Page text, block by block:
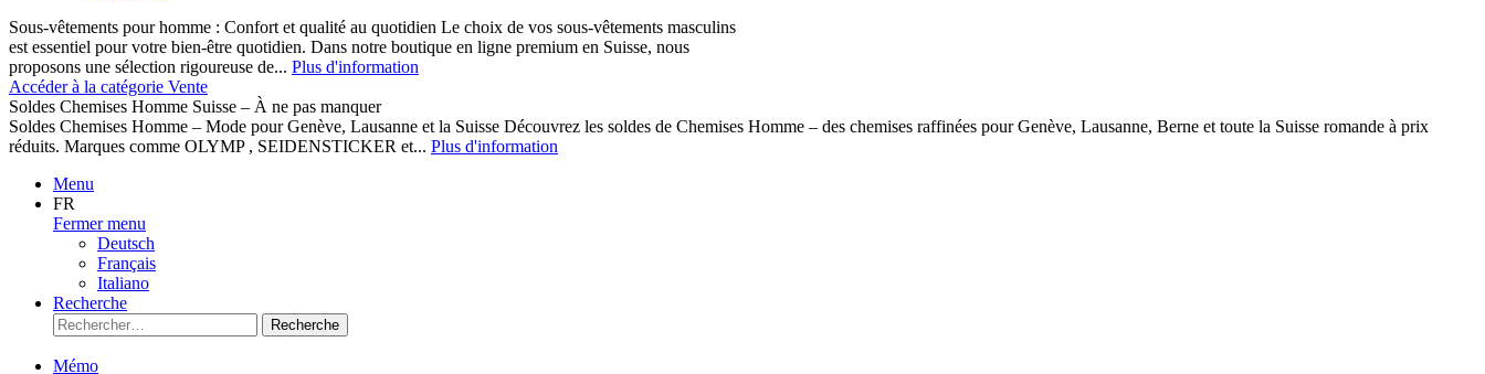
Sous-vêtements pour homme : Confort et qualité au quotidien Le choix de vos sous-vêtements masculins
est essentiel pour votre bien-être quotidien. Dans notre boutique en ligne premium en Suisse, nous
proposons une sélection rigoureuse de... Plus d'information
Accéder à la catégorie Vente
Soldes Chemises Homme Suisse – À ne pas manquer
Soldes Chemises Homme – Mode pour Genève, Lausanne et la Suisse Découvrez les soldes de Chemises Homme – des chemises raffinées pour Genève, Lausanne, Berne et toute la Suisse romande à prix
réduits. Marques comme OLYMP , SEIDENSTICKER et... Plus d'information
Menu
FR
Fermer menu
Deutsch
Français
Italiano
Recherche
Recherche
Mémo